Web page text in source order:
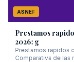
ASNEF
Prestamos
2026: g
Prestamos rapidos
Comparativa de las